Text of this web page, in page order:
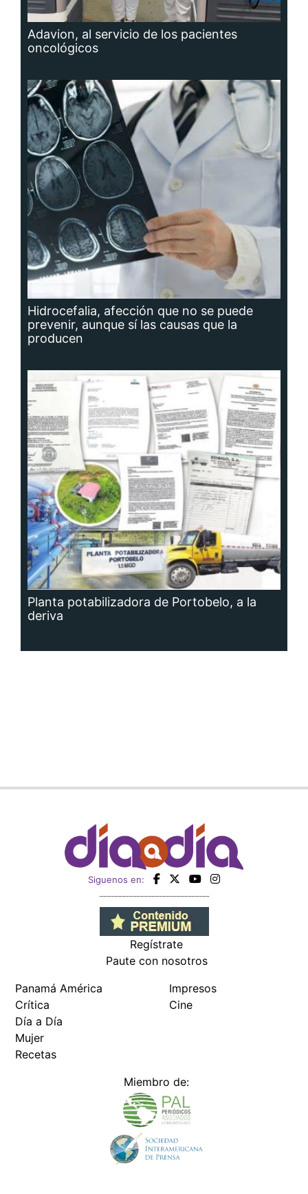
Adavion, al servicio de los pacientes
oncológicos
Hidrocefalia, afección que no se puede
prevenir, aunque sí las causas que la
producen
Planta potabilizadora de Portobelo, a la
deriva
Siguenos en:
Regístrate
Paute con nosotros
Panamá América
Crítica
Día a Día
Mujer
Recetas
Impresos
Cine
Miembro de: